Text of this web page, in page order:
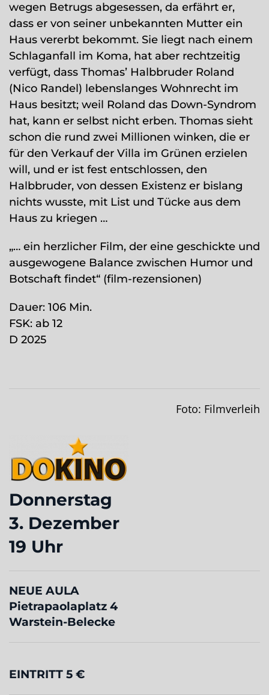
Donnerstag
3. Dezember
19 Uhr
NEUE AULA
Pietrapaolaplatz 4
Warstein-Belecke
EINTRITT 5 €
wegen Betrugs abgesessen, da erfährt er,
dass er von seiner unbekannten Mutter ein
Haus vererbt bekommt. Sie liegt nach einem
Schlaganfall im Koma, hat aber rechtzeitig
verfügt, dass Thomas’ Halbbruder Roland
(Nico Randel) lebenslanges Wohnrecht im
Haus besitzt; weil Roland das Down-Syndrom
hat, kann er selbst nicht erben. Thomas sieht
schon die rund zwei Millionen winken, die er
für den Verkauf der Villa im Grünen erzielen
will, und er ist fest entschlossen, den
Halbbruder, von dessen Existenz er bislang
nichts wusste, mit List und Tücke aus dem
Haus zu kriegen …
„… ein herzlicher Film, der eine geschickte und
ausgewogene Balance zwischen Humor und
Botschaft findet“ (film-rezensionen)
Dauer: 106 Min.
FSK: ab 12
D 2025
Foto: Filmverleih